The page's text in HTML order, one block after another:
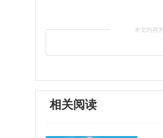
本文内容
相关阅读